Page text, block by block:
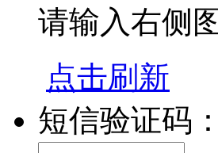
请输入右侧
点击刷新
短信验证码：